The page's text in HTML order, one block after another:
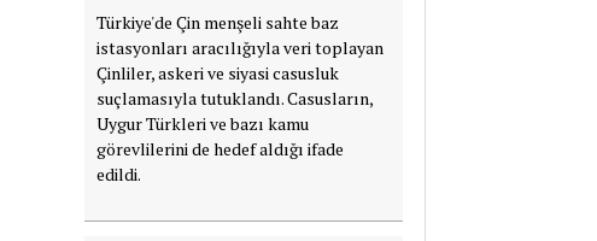
Türkiye'de Çin menşeli sahte baz
istasyonları aracılığıyla veri toplayan
Çinliler, askeri ve siyasi casusluk
suçlamasıyla tutuklandı. Casusların,
Uygur Türkleri ve bazı kamu
görevlilerini de hedef aldığı ifade
edildi.